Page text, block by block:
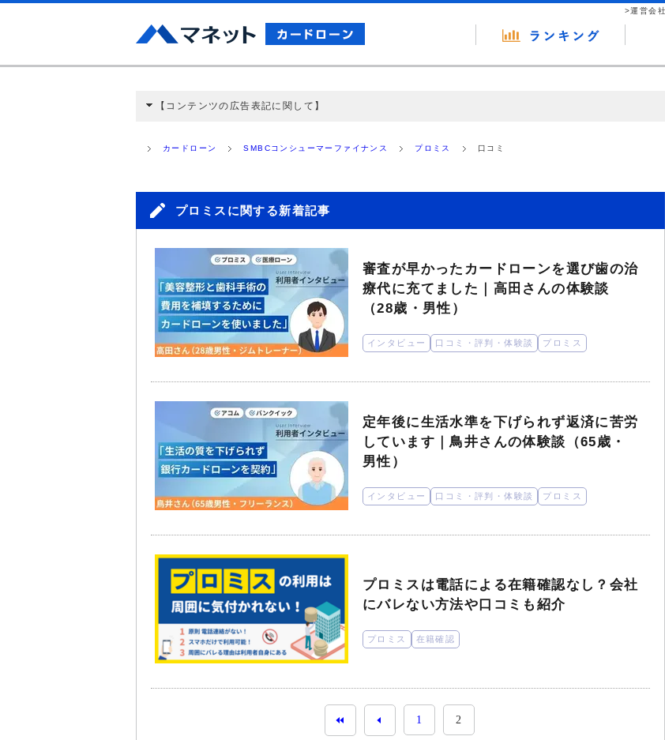
>運営会
【コンテンツの広告表記に関して】
ミ収集などに基づき、公平性を担保した情報提供を行っています。
カードローン SMBCコンシューマーファイナンス プロミス 口コミ
プロミスに関する新着記事
審査が早かったカードローンを選び歯の治
療代に充てました｜高田さんの体験談
（28歳・男性）
インタビュー 口コミ・評判・体験談 プロミス
定年後に生活水準を下げられず返済に苦労
しています｜鳥井さんの体験談（65歳・
男性）
インタビュー 口コミ・評判・体験談 プロミス
プロミスは電話による在籍確認なし？会社
にバレない方法や口コミも紹介
プロミス 在籍確認
1 2